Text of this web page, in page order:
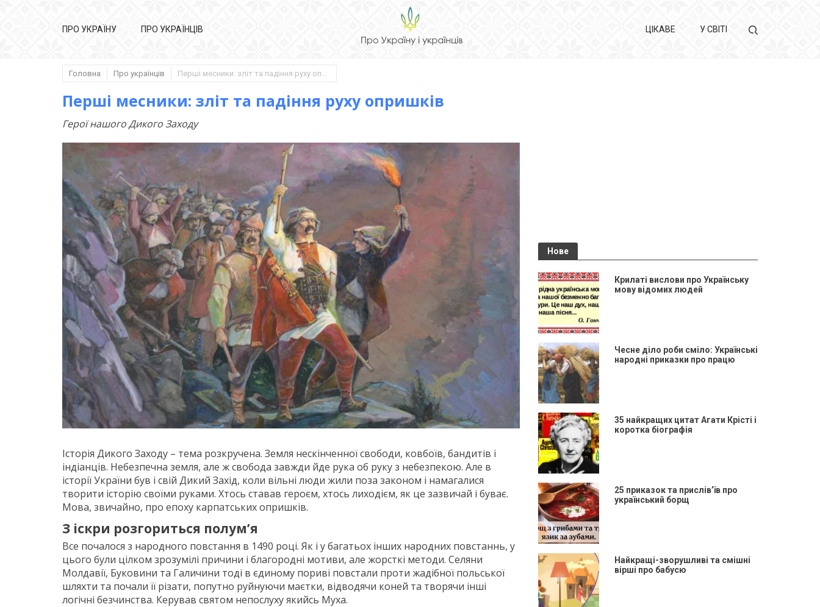
ПРО УКРАЇНУ ПРО УКРАЇНЦІВ ЦІКАВЕ У СВІТІ
Головна Про українців Перші месники: зліт та падіння руху опришків
Перші месники: зліт та падіння руху опришків
Герої нашого Дикого Заходу
Історія Дикого Заходу – тема розкручена. Земля нескінченної свободи, ковбоїв, бандитів і
індіанців. Небезпечна земля, але ж свобода завжди йде рука об руку з небезпекою. Але в
історії України був і свій Дикий Захід, коли вільні люди жили поза законом і намагалися
творити історію своїми руками. Хтось ставав героєм, хтось лиходієм, як це зазвичай і буває.
Мова, звичайно, про епоху карпатських опришків.
З іскри розгориться полум’я
Все почалося з народного повстання в 1490 році. Як і у багатьох інших народних повстаннь, у
цього були цілком зрозумілі причини і благородні мотиви, але жорсткі методи. Селяни
Молдавії, Буковини та Галичини тоді в єдиному пориві повстали проти жадібної польської
шляхти та почали її різати, попутно руйнуючи маєтки, відводячи коней та творячи інші
логічні безчинства. Керував святом непослуху якийсь Муха.
Нове
Крилаті вислови про Українську
мову відомих людей
Чесне діло роби сміло: Українські
народні приказки про працю
35 найкращих цитат Агати Крісті і
коротка біографія
25 приказок та прислів’їв про
український борщ
Найкращі-зворушливі та смішні
вірші про бабусю